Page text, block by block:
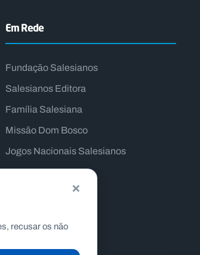
Em Rede
Fundação Salesianos
Salesianos Editora
Família Salesiana
Missão Dom Bosco
Jogos Nacionais Salesianos
×
recusar os não